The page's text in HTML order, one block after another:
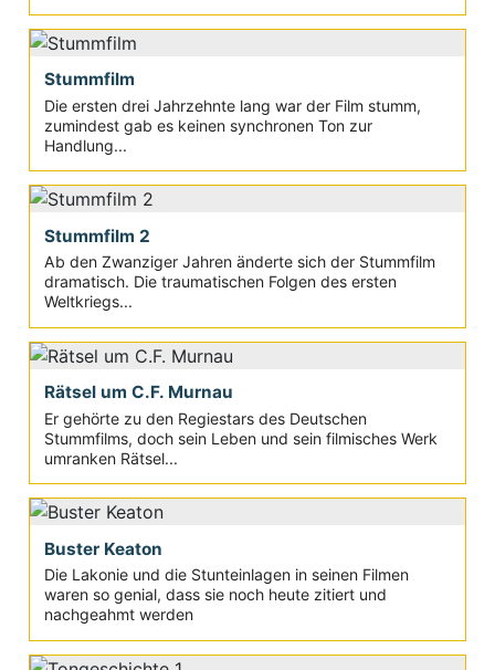
Stummfilm
Die ersten drei Jahrzehnte lang war der Film stumm,
zumindest gab es keinen synchronen Ton zur
Handlung...
Stummfilm 2
Ab den Zwanziger Jahren änderte sich der Stummfilm
dramatisch. Die traumatischen Folgen des ersten
Weltkriegs...
Rätsel um C.F. Murnau
Er gehörte zu den Regiestars des Deutschen
Stummfilms, doch sein Leben und sein filmisches Werk
umranken Rätsel...
Buster Keaton
Die Lakonie und die Stunteinlagen in seinen Filmen
waren so genial, dass sie noch heute zitiert und
nachgeahmt werden